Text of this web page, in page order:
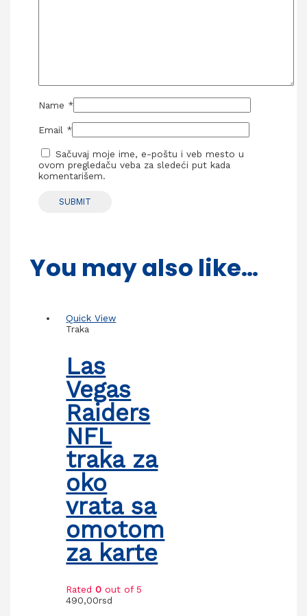
Name *
Email *
Sačuvaj moje ime, e-poštu i veb mesto u
ovom pregledaču veba za sledeći put kada
komentarišem.
You may also like…
Quick View
Traka
Las
Vegas
Raiders
NFL
traka za
oko
vrata sa
omotom
za karte
Rated0 out of 5
490,00rsd